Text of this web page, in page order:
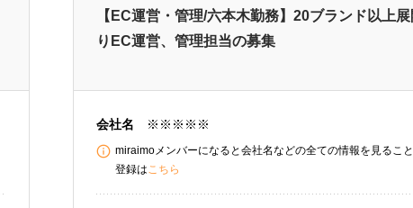
【EC運営・管理/六本木勤務】20ブランド以上
りEC運営、管理担当の募集
会社名 ※※※※※
miraimoメンバーになると会社名などの全ての情報を見るこ
登録はこちら